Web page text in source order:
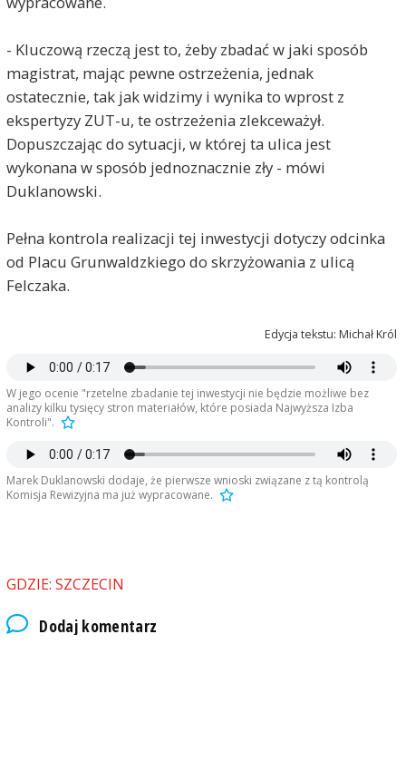
- Kluczową rzeczą jest to, żeby zbadać w jaki sposób
magistrat, mając pewne ostrzeżenia, jednak
ostatecznie, tak jak widzimy i wynika to wprost z
ekspertyzy ZUT-u, te ostrzeżenia zlekceważył.
Dopuszczając do sytuacji, w której ta ulica jest
wykonana w sposób jednoznacznie zły - mówi
Duklanowski.
Pełna kontrola realizacji tej inwestycji dotyczy odcinka
od Placu Grunwaldzkiego do skrzyżowania z ulicą
Felczaka.
Edycja tekstu: Michał Król
W jego ocenie "rzetelne zbadanie tej inwestycji nie będzie możliwe bez
analizy kilku tysięcy stron materiałów, które posiada Najwyższa Izba
Kontroli".
Marek Duklanowski dodaje, że pierwsze wnioski związane z tą kontrolą
Komisja Rewizyjna ma już wypracowane.
GDZIE: SZCZECIN
Dodaj komentarz